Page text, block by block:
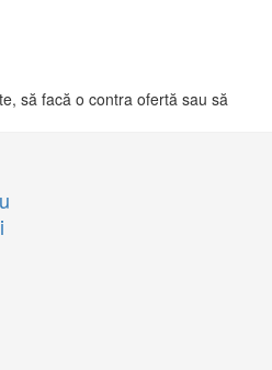
să facă o contra ofertă sau să